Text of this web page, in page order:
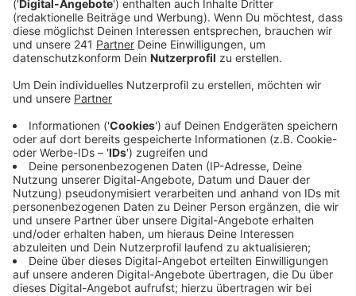
durchschnittlich knapp 44.900 Euro brutto im Jahr.
Veröffentlicht:Dienstag, 23.01.2024 06:07
Anzeige
Das sind 3.700 Euro weniger als der NRW-Durchschnitt
und gut 4.000 Euro mehr als der Bundesdurchschnitt.
Dass wir in Leverkusen zu wenig verdienen, darüber
beklagen sich wahrscheinlich eher weniger Menschen.
Laut Vergleichsportal sind 59% aller Arbeitnehmer in
Leverkusen zufrieden mit ihrem Gehalt. Am
zufriedensten mit ihrer Bezahlung sind laut
Vergleichsportal die Bielefelder, am unglücklichsten
die Bochumer.